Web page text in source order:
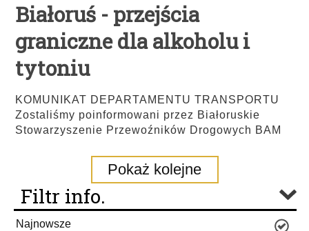
Białoruś - przejścia
graniczne dla alkoholu i
tytoniu
KOMUNIKAT DEPARTAMENTU TRANSPORTU
Zostaliśmy poinformowani przez Białoruskie
Stowarzyszenie Przewoźników Drogowych BAM
Pokaż kolejne
Filtr info.
Najnowsze